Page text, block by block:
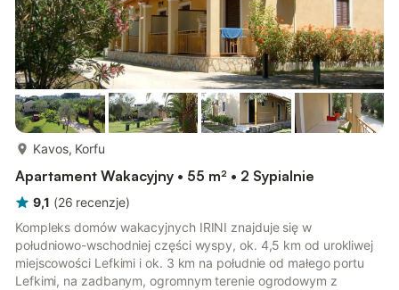
Kavos, Korfu
Apartament Wakacyjny • 55 m² • 2 Sypialnie
9,1 (26 recenzje)
Kompleks domów wakacyjnych IRINI znajduje się w
południowo-wschodniej części wyspy, ok. 4,5 km od urokliwej
miejscowości Lefkimi i ok. 3 km na południe od małego portu
Lefkimi, na zadbanym, ogromnym terenie ogrodowym z